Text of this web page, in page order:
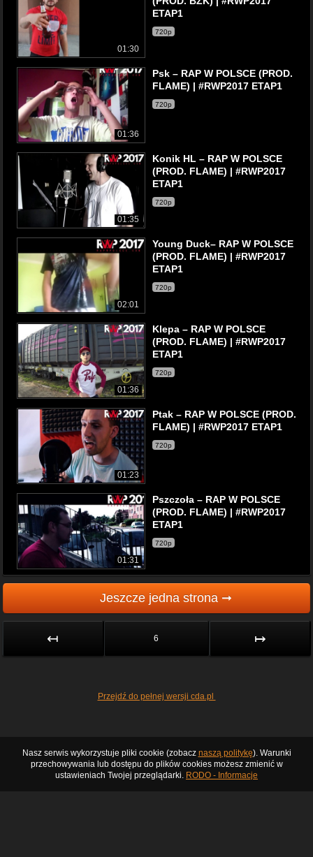
01:30
ETAP1
720p
01:36
Psk – RAP W POLSCE (PROD.
FLAME) | #RWP2017 ETAP1
720p
01:35
Konik HL – RAP W POLSCE
(PROD. FLAME) | #RWP2017
ETAP1
720p
02:01
Young Duck– RAP W POLSCE
(PROD. FLAME) | #RWP2017
ETAP1
720p
01:36
Klepa – RAP W POLSCE
(PROD. FLAME) | #RWP2017
ETAP1
720p
01:23
Ptak – RAP W POLSCE (PROD.
FLAME) | #RWP2017 ETAP1
720p
01:31
Pszczoła – RAP W POLSCE
(PROD. FLAME) | #RWP2017
ETAP1
720p
Jeszcze jedna strona ➞
↤ 6 ↦
Przejdź do pełnej wersji cda.pl
Nasz serwis wykorzystuje pliki cookie (zobacz naszą politykę). Warunki
przechowywania lub dostępu do plików cookies możesz zmienić w
ustawieniach Twojej przeglądarki. RODO - Informacje